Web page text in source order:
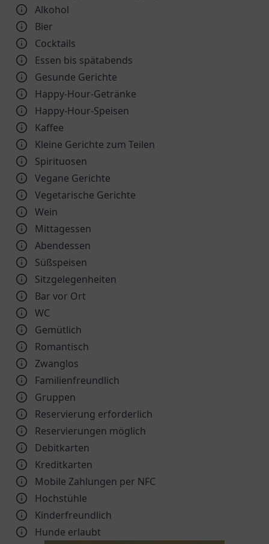
Alkohol
Bier
Cocktails
Essen bis spätabends
Gesunde Gerichte
Happy-Hour-Getränke
Happy-Hour-Speisen
Kaffee
Kleine Gerichte zum Teilen
Spirituosen
Vegane Gerichte
Vegetarische Gerichte
Wein
Mittagessen
Abendessen
Süßspeisen
Sitzgelegenheiten
Bar vor Ort
WC
Gemütlich
Romantisch
Zwanglos
Familienfreundlich
Gruppen
Reservierung erforderlich
Reservierungen möglich
Debitkarten
Kreditkarten
Mobile Zahlungen per NFC
Hochstühle
Kinder­freundlich
Hunde erlaubt